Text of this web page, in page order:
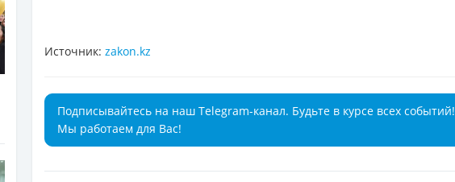
Источник: zakon.kz
Подписывайтесь на наш Telegram-канал. Будьте в курсе всех событий!
Мы работаем для Вас!